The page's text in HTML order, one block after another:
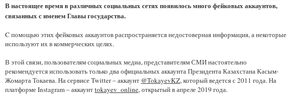
В настоящее время в различных социальных сетях появилось много фейковых аккаунтов,
связанных с именем Главы государства.
C помощью этих фейковых аккаунтов распространяется недостоверная информация, а некоторые
используют их в коммерческих целях.
В этой связи, пользователям социальных медиа, представителям СМИ настоятельно
рекомендуется использовать только два официальных аккаунта Президента Казахстана Касым-
Жомарта Токаева. На сервисе Twitter – аккаунт @TokayevKZ, который ведется с 2011 года. На
платформе Instagram – аккаунтtokayev_online, открытый в апреле 2019 года.